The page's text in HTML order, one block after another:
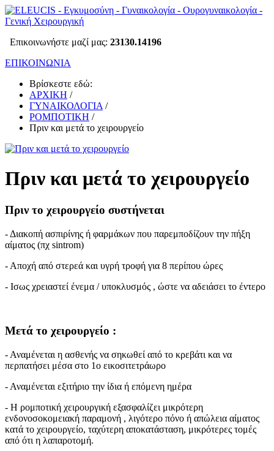
Επικοινωνήστε μαζί μας: 23130.14196
ΕΠΙΚΟΙΝΩΝΙΑ
Βρίσκεστε εδώ:
ΑΡΧΙΚΗ /
ΓΥΝΑΙΚΟΛΟΓΙΑ /
ΡΟΜΠΟΤΙΚΗ /
Πριν και μετά το χειρουργείο
Πριν και μετά το χειρουργείο
Πριν το χειρουργείο συστήνεται
- Διακοπή ασπιρίνης ή φαρμάκων που παρεμποδίζουν την πήξη
αίματος (πχ sintrom)
- Αποχή από στερεά και υγρή τροφή για 8 περίπου ώρες
- Ισως χρειαστεί ένεμα / υποκλυσμός , ώστε να αδειάσει το έντερο
Μετά το χειρουργείο :
- Αναμένεται η ασθενής να σηκωθεί από το κρεβάτι και να
περπατήσει μέσα στο 1ο εικοσιτετράωρο
- Αναμένεται εξιτήριο την ίδια ή επόμενη ημέρα
- Η ρομποτική χειρουργική εξασφαλίζει μικρότερη
ενδονοσοκομειακή παραμονή , λιγότερο πόνο ή απώλεια αίματος
κατά το χειρουργείο, ταχύτερη αποκατάσταση, μικρότερες τομές
από ότι η λαπαροτομή.